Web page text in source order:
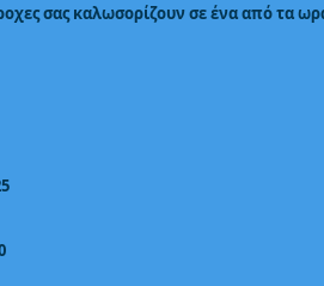
σας καλωσορίζουν σε ένα από τα